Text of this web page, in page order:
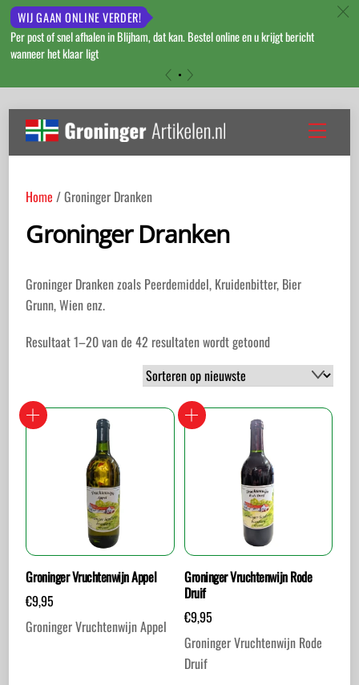
WIJ GAAN ONLINE VERDER!
Per post of snel afhalen in Blijham, dat kan. Bestel online en u krijgt bericht
wanneer het klaar ligt
c
content
Menu
Home / Groninger Dranken
Groninger Dranken
Groninger Dranken zoals Peerdemiddel, Kruidenbitter, Bier
Grunn, Wien enz.
Resultaat 1–20 van de 42 resultaten wordt getoondGesorteerd
op
nieuwste
Groninger Vruchtenwijn Appel
€9,95
Groninger Vruchtenwijn Appel
Groninger Vruchtenwijn Rode
Druif
€9,95
Groninger Vruchtenwijn Rode
Druif